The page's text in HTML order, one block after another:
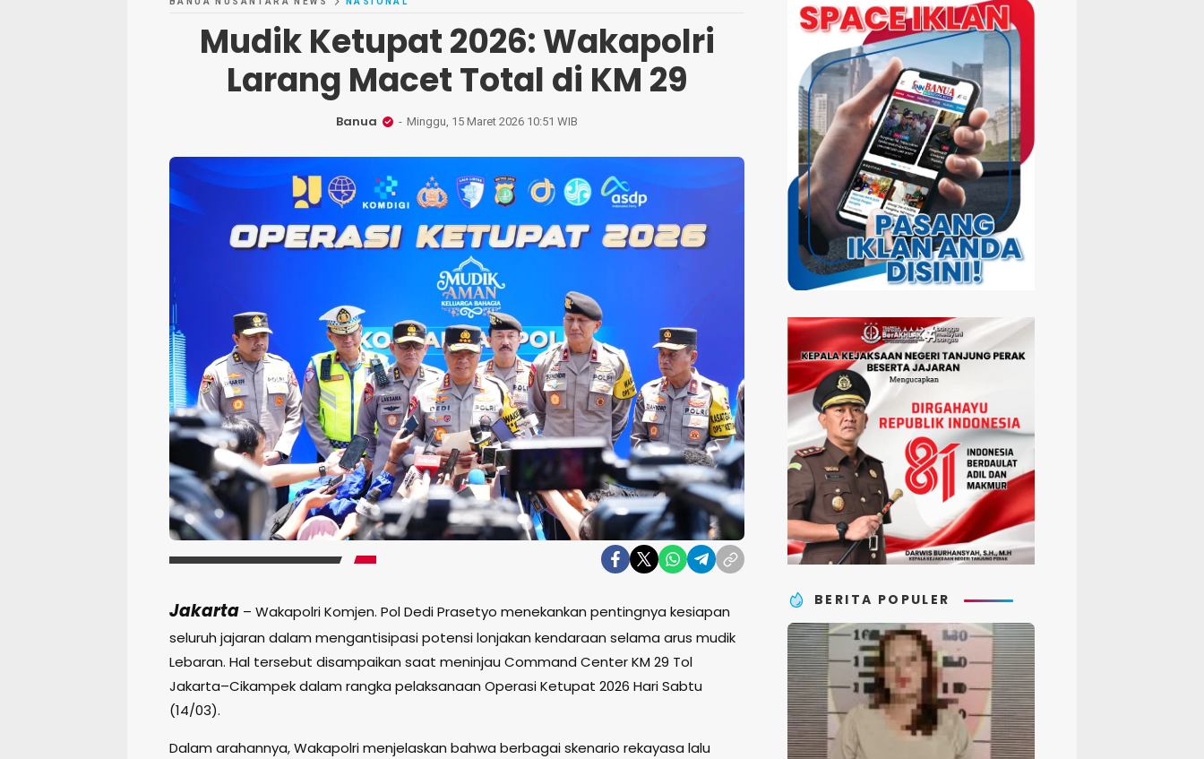
Mudik Ketupat 2026: Wakapolri
Larang Macet Total di KM 29
Banua Minggu, 15 Maret 2026 10:51 WIB
Jakarta – Wakapolri Komjen. Pol Dedi Prasetyo menekankan pentingnya kesiapan
seluruh jajaran dalam mengantisipasi potensi lonjakan kendaraan selama arus mudik
Lebaran. Hal tersebut disampaikan saat meninjau Command Center KM 29 Tol
Jakarta–Cikampek dalam rangka pelaksanaan Operasi Ketupat 2026 Hari Sabtu
(14/03).
Dalam arahannya, Wakapolri menjelaskan bahwa berbagai skenario rekayasa lalu
BERITA POPULER